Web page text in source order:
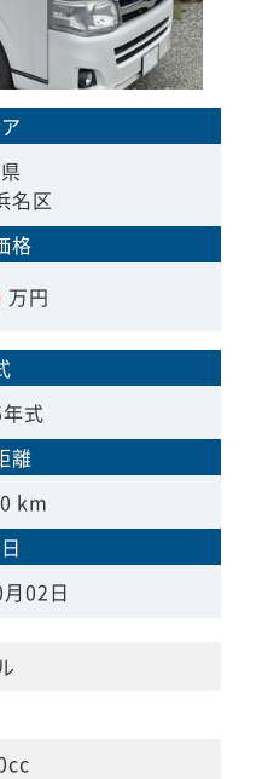
名区
格
万円
式
離
km
02日